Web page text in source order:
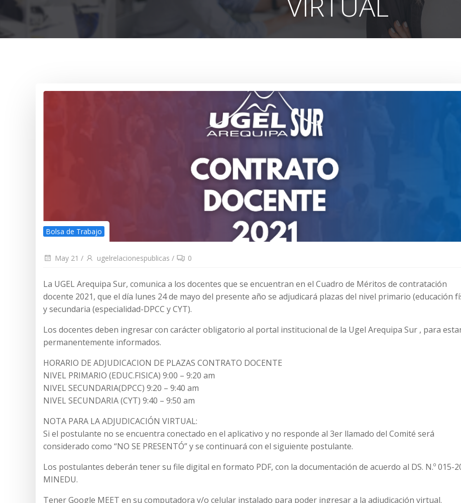
Bolsa de Trabajo
May 21 / ugelrelacionespublicas / 0
La UGEL Arequipa Sur, comunica a los docentes que se encuentran en el Cuadro de Méritos de contratación
docente 2021, que el día lunes 24 de mayo del presente año se adjudicará plazas del nivel primario (educación
y secundaria (especialidad-DPCC y CYT).
Los docentes deben ingresar con carácter obligatorio al portal institucional de la Ugel Arequipa Sur , para
permanentemente informados.
HORARIO DE ADJUDICACION DE PLAZAS CONTRATO DOCENTE
NIVEL PRIMARIO (EDUC.FISICA) 9:00 – 9:20 am
NIVEL SECUNDARIA(DPCC) 9:20 – 9:40 am
NIVEL SECUNDARIA (CYT) 9:40 – 9:50 am
NOTA PARA LA ADJUDICACIÓN VIRTUAL:
Si el postulante no se encuentra conectado en el aplicativo y no responde al 3er llamado del Comité será
considerado como “NO SE PRESENTÓ” y se continuará con el siguiente postulante.
Los postulantes deberán tener su file digital en formato PDF, con la documentación de acuerdo al DS. N.º 015-
MINEDU.
Tener Google MEET en su computadora y/o celular instalado para poder ingresar a la adjudicación virtual.